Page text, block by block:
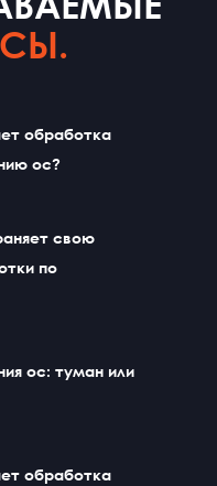
обработка
ос?
свою
по
ос: туман или
обработка